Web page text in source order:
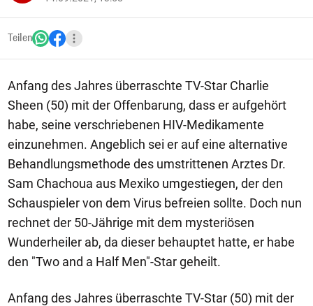
Teilen
Anfang des Jahres überraschte TV-Star Charlie
Sheen (50) mit der Offenbarung, dass er aufgehört
habe, seine verschriebenen HIV-Medikamente
einzunehmen. Angeblich sei er auf eine alternative
Behandlungsmethode des umstrittenen Arztes Dr.
Sam Chachoua aus Mexiko umgestiegen, der den
Schauspieler von dem Virus befreien sollte. Doch nun
rechnet der 50-Jährige mit dem mysteriösen
Wunderheiler ab, da dieser behauptet hatte, er habe
den "Two and a Half Men"-Star geheilt.
Anfang des Jahres überraschte TV-Star (50) mit der